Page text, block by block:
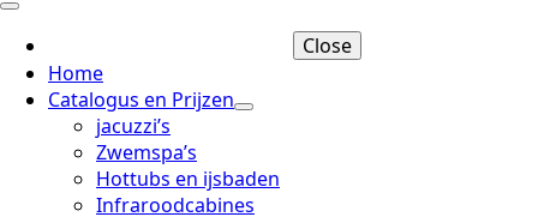
Close
Home
Catalogus en Prijzen
jacuzzi’s
Zwemspa’s
Hottubs en ijsbaden
Infraroodcabines